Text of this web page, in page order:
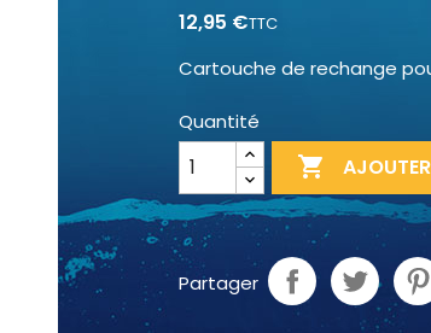
12,95 €TTC
Cartouche de rechange
Quantité

Partager